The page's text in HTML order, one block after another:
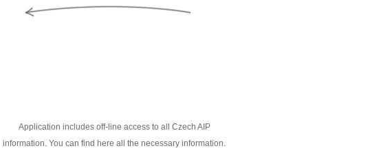
Application includes off-line access to all Czech AIP
information. You can find here all the necessary information.